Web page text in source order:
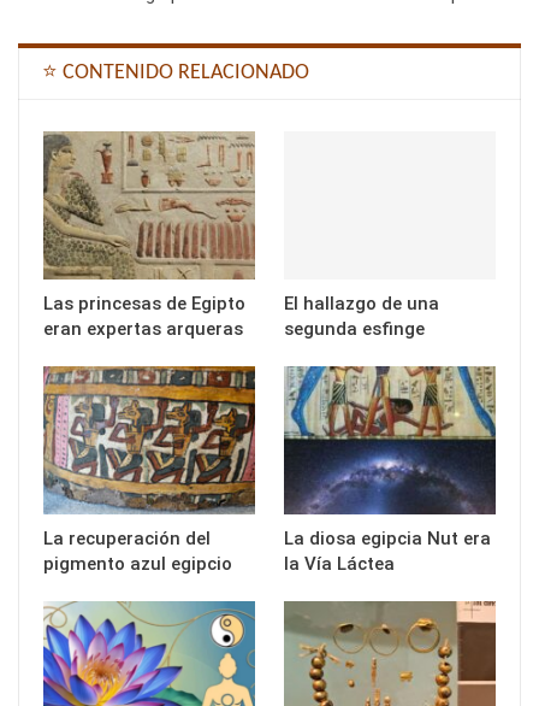
⭐ CONTENIDO RELACIONADO
Las princesas de Egipto
eran expertas arqueras
El hallazgo de una
segunda esfinge
La recuperación del
pigmento azul egipcio
La diosa egipcia Nut era
la Vía Láctea